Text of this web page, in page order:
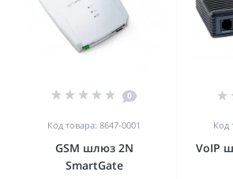
0
Код товара: 8647-0001
GSM шлюз 2N
SmartGate
Код
VoIP